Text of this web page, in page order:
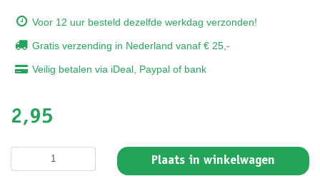
Voor 12 uur besteld dezelfde werkdag verzonden!
Gratis verzending in Nederland vanaf € 25,-
Veilig betalen via iDeal, Paypal of bank
2,95
Plaats in winkelwagen